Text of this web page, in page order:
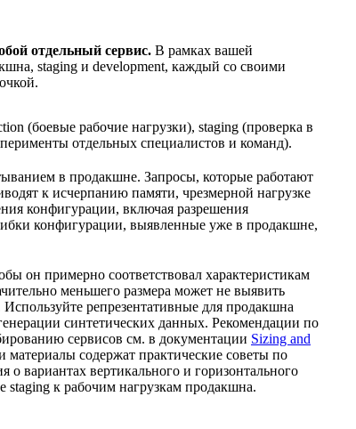
отдельный сервис. В рамках вашей
staging и development, каждый со своими
(боевые рабочие нагрузки), staging (проверка в
отдельных специалистов и команд).
в продакшне. Запросы, которые работают
к исчерпанию памяти, чрезмерной нагрузке
конфигурации, включая разрешения
конфигурации, выявленные уже в продакшне,
он примерно соответствовал характеристикам
меньшего размера может не выявить
репрезентативные для продакшна
синтетических данных. Рекомендации по
сервисов см. в документации Sizing and
материалы содержат практические советы по
вариантах вертикального и горизонтального
к рабочим нагрузкам продакшна.